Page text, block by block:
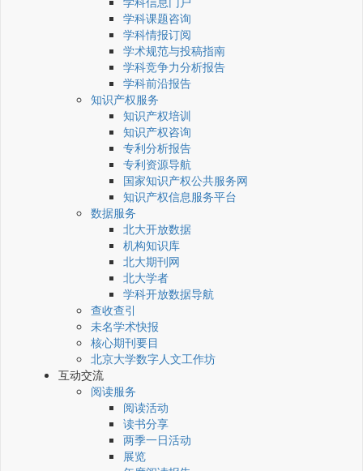
学科课题咨询
学科情报订阅
学术规范与投稿指南
学科竞争力分析报告
学科前沿报告
知识产权服务
知识产权培训
知识产权咨询
专利分析报告
专利资源导航
国家知识产权公共服务网
知识产权信息服务平台
数据服务
北大开放数据
机构知识库
北大期刊网
北大学者
学科开放数据导航
查收查引
未名学术快报
核心期刊要目
北京大学数字人文工作坊
互动交流
阅读服务
阅读活动
读书分享
两季一日活动
展览